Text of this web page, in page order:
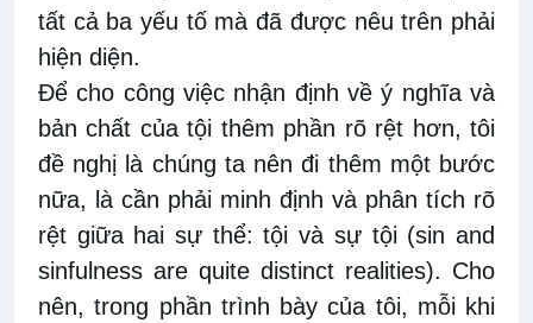
tất cả ba yếu tố mà đã được nêu trên phải
hiện diện.
Để cho công việc nhận định về ý nghĩa và
bản chất của tội thêm phần rõ rệt hơn, tôi
đề nghị là chúng ta nên đi thêm một bước
nữa, là cần phải minh định và phân tích rõ
rệt giữa hai sự thể: tội và sự tội (sin and
sinfulness are quite distinct realities). Cho
nên, trong phần trình bày của tôi, mỗi khi